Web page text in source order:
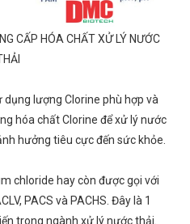
CẤP HÓA CHẤT XỬ LÝ NƯỚC
dụng lượng Clorine phù hợp và
hóa chất Clorine để xử lý nước
hưởng tiêu cực đến sức khỏe.
chloride hay còn được gọi với
PACS và PACHS. Đây là 1
trong ngành xử lý nước thải.